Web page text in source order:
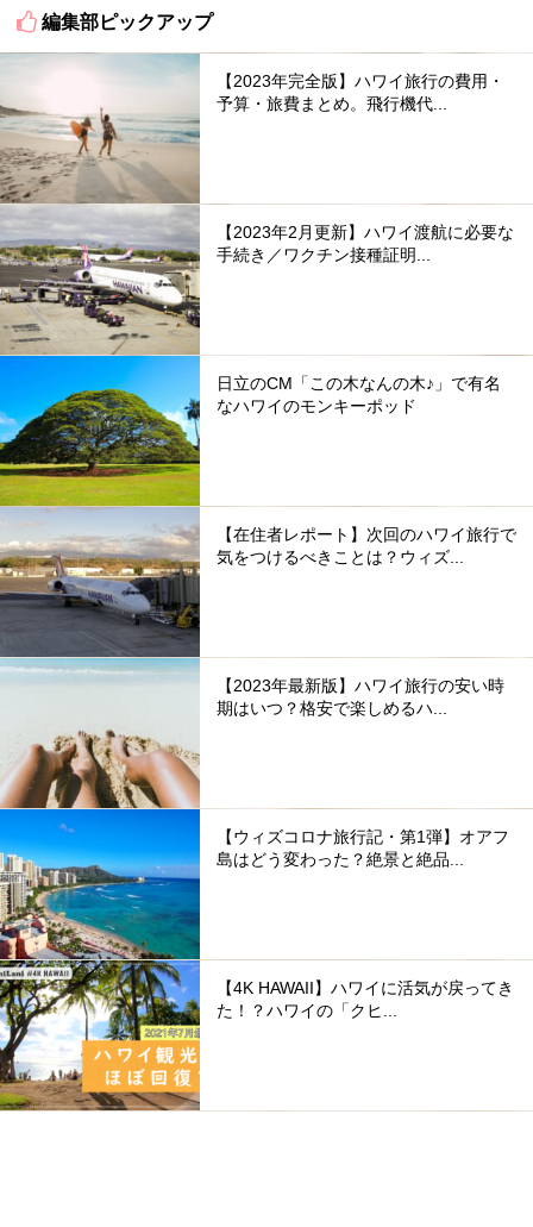
編集部ピックアップ
【2023年完全版】ハワイ旅行の費用・
予算・旅費まとめ。飛行機代...
【2023年2月更新】ハワイ渡航に必要な
手続き／ワクチン接種証明...
日立のCM「この木なんの木♪」で有名
なハワイのモンキーポッド
【在住者レポート】次回のハワイ旅行で
気をつけるべきことは？ウィズ...
【2023年最新版】ハワイ旅行の安い時
期はいつ？格安で楽しめるハ...
【ウィズコロナ旅行記・第1弾】オアフ
島はどう変わった？絶景と絶品...
【4K HAWAII】ハワイに活気が戻ってき
た！？ハワイの「クヒ...